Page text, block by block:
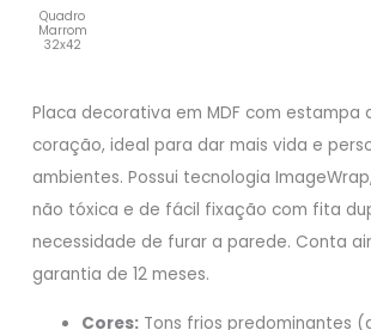
Quadro
Marrom
32x42
Placa decorativa em MDF com estampa
coração, ideal para dar mais vida e
ambientes. Possui tecnologia
não tóxica e de fácil fixação com fita
necessidade de furar a parede. Conta
garantia de 12 meses.
Cores: Tons frios predominantes